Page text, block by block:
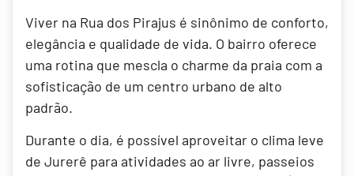
Viver na Rua dos Pirajus é sinônimo de conforto,
elegância e qualidade de vida. O bairro oferece
uma rotina que mescla o charme da praia com a
sofisticação de um centro urbano de alto
padrão.
Durante o dia, é possível aproveitar o clima leve
de Jurerê para atividades ao ar livre, passeios